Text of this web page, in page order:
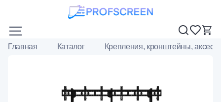
Главная Каталог Крепления, кронштейны,